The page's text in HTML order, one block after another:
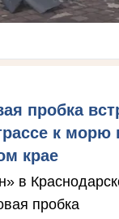
пробка
к морю
крае
в
пробка